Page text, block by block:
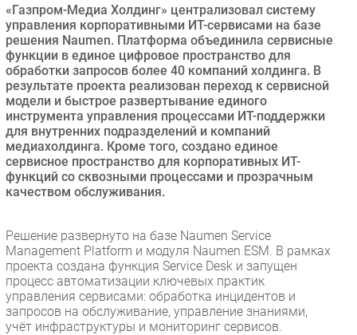
CIO/Управление ИТ
Гаджеты
Здоровье
РАЗДЕЛЫ
Новости
Аналитика
Интервью
Мероприятия
IT класс
Тестовый стенд
Каталог компаний
«Газпром-Медиа Холдинг» централизовал систему
управления корпоративными ИТ-сервисами на базе
решения Naumen. Платформа объединила сервисные
функции в единое цифровое пространство для
обработки запросов более 40 компаний холдинга. В
результате проекта реализован переход к сервисной
модели и быстрое развертывание единого
инструмента управления процессами ИТ-поддержки
для внутренних подразделений и компаний
медиахолдинга. Кроме того, создано единое
сервисное пространство для корпоративных ИТ-
функций со сквозными процессами и прозрачным
качеством обслуживания.
Решение развернуто на базе Naumen Service
Management Platform и модуля Naumen ESM. В рамках
проекта создана функция Service Desk и запущен
процесс автоматизации ключевых практик
управления сервисами: обработка инцидентов и
запросов на обслуживание, управление знаниями,
учёт инфраструктуры и мониторинг сервисов.